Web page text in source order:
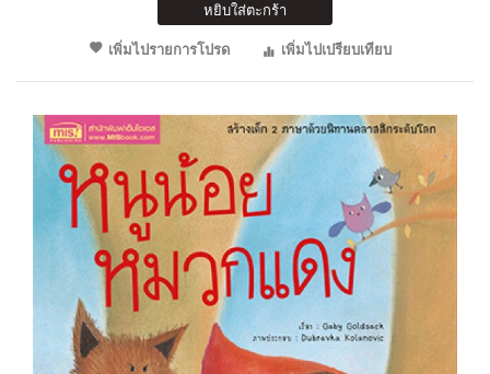
หยิบใส่ตะกร้า
เพิ่มไปรายการโปรด
เพิ่มไปเปรียบเทียบ